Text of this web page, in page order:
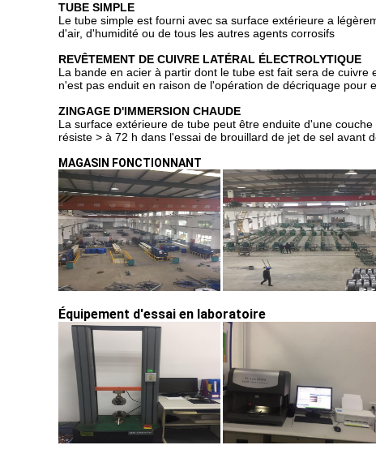
TUBE SIMPLE
Le tube simple est fourni avec sa surface extérieure a
d'air, d'humidité ou de tous les autres agents corrosifs
REVÊTEMENT DE CUIVRE LATÉRAL ÉLECTROLYTIQUE
La bande en acier à partir dont le tube est fait sera de
n'est pas enduit en raison de l'opération de décriquage pour
ZINGAGE D'IMMERSION CHAUDE
La surface extérieure de tube peut être enduite d'une
résiste > à 72 h dans l'essai de brouillard de jet de sel avant
MAGASIN FONCTIONNANT
Équipement d'essai en laboratoire